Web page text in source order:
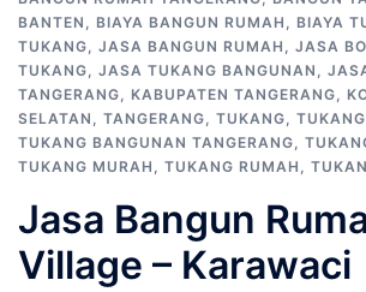
BANTEN , BIAYA BANGUN RUMAH , BIAYA
TUKANG, JASA BANGUN RUMAH , JASA
TUKANG, JASA TUKANG BANGUNAN ,
TANGERANG, KABUPATEN TANGERANG,
SELATAN , TANGERANG, TUKANG,
TUKANG BANGUNAN TANGERANG,
TUKANG MURAH , TUKANG RUMAH ,
Jasa Bangun
Village – Karawaci